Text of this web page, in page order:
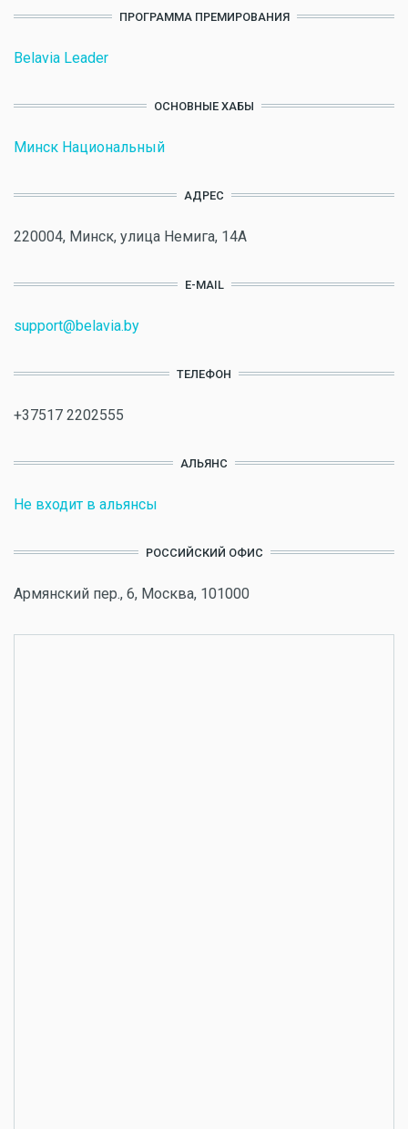
ПРОГРАММА ПРЕМИРОВАНИЯ
Belavia Leader
ОСНОВНЫЕ ХАБЫ
Минск Национальный
АДРЕС
220004, Минск, улица Немига, 14А
E-MAIL
support@belavia.by
ТЕЛЕФОН
+37517 2202555
АЛЬЯНС
Не входит в альянсы
РОССИЙСКИЙ ОФИС
Армянский пер., 6, Москва, 101000